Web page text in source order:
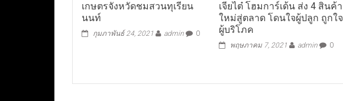
เกษตรจังหวัดชมสวนทุเรียน
นนท์
กุมภาพันธ์ 24, 2021 admin 0
เจียไต๋ โฮมการ์เด้น ส่ง 4 สินค้า
ใหม่สู่ตลาด โดนใจผู้ปลูก ถูกใจ
ผู้บริโภค
พฤษภาคม 7, 2021 admin 0